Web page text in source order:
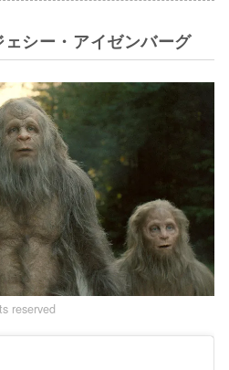
シー・アイゼンバーグ
reserved